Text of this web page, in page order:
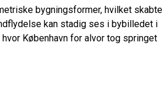
bygningsformer, hvilket skabte
kan stadig ses i bybilledet i
København for alvor tog springet